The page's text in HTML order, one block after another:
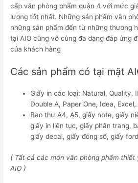
cấp văn phòng phẩm quận 4 với mức
lượng tốt nhất. Những sản phẩm văn
những sản phẩm đến từ những thương
tại AIO cũng vô cùng đa dạng đáp ứng
của khách hàng
Các sản phẩm có tại mặt
Giấy in các loại: Natural, Quality,
Double A, Paper One, Idea,
Bao thư A4, A5, giấy note, giấy
giấy in liên tục, giấy phân trang,
giấy decal, giấy đóng sổ, giấy
( Tất cả các món văn phòng phẩm
AIO )